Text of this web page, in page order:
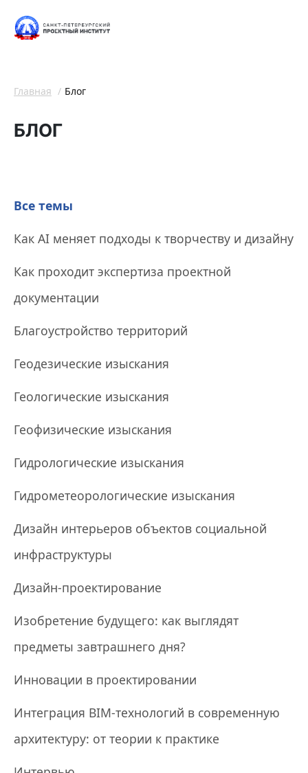
Главная Блог
БЛОГ
Все темы
Как AI меняет подходы к творчеству и дизайну
Как проходит экспертиза проектной
документации
Благоустройство территорий
Геодезические изыскания
Геологические изыскания
Геофизические изыскания
Гидрологические изыскания
Гидрометеорологические изыскания
Дизайн интерьеров объектов социальной
инфраструктуры
Дизайн-проектирование
Изобретение будущего: как выглядят
предметы завтрашнего дня?
Инновации в проектировании
Интеграция BIM-технологий в современную
архитектуру: от теории к практике